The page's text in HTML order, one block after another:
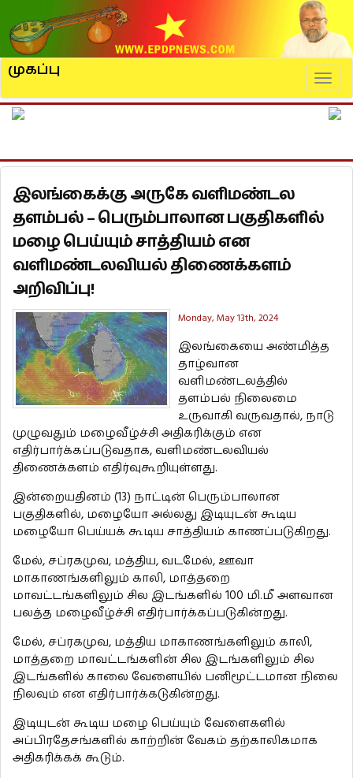
முகப்பு
இலங்கைக்கு அருகே வளிமண்டல
தளம்பல் – பெரும்பாலான பகுதிகளில்
மழை பெய்யும் சாத்தியம் என
வளிமண்டலவியல் திணைக்களம்
அறிவிப்பு!
Monday, May 13th, 2024
இலங்கையை அண்மித்த
தாழ்வான
வளிமண்டலத்தில்
தளம்பல் நிலைமை
உருவாகி வருவதால், நாடு
முழுவதும் மழைவீழ்ச்சி அதிகரிக்கும் என
எதிர்பார்க்கப்படுவதாக, வளிமண்டலவியல்
திணைக்களம் எதிர்வுகூறியுள்ளது.
இன்றையதினம் (13) நாட்டின் பெரும்பாலான
பகுதிகளில், மழையோ அல்லது இடியுடன் கூடிய
மழையோ பெய்யக் கூடிய சாத்தியம் காணப்படுகிறது.
மேல், சப்ரகமுவ, மத்திய, வடமேல், ஊவா
மாகாணங்களிலும் காலி, மாத்தறை
மாவட்டங்களிலும் சில இடங்களில் 100 மி.மீ அளவான
பலத்த மழைவீழ்ச்சி எதிர்பார்க்கப்படுகின்றது.
மேல், சப்ரகமுவ, மத்திய மாகாணங்களிலும் காலி,
மாத்தறை மாவட்டங்களின் சில இடங்களிலும் சில
இடங்களில் காலை வேளையில் பனிமூட்டமான நிலை
நிலவும் என எதிர்பார்க்கடுகின்றது.
இடியுடன் கூடிய மழை பெய்யும் வேளைகளில்
அப்பிரதேசங்களில் காற்றின் வேகம் தற்காலிகமாக
அதிகரிக்கக் கூடும்.